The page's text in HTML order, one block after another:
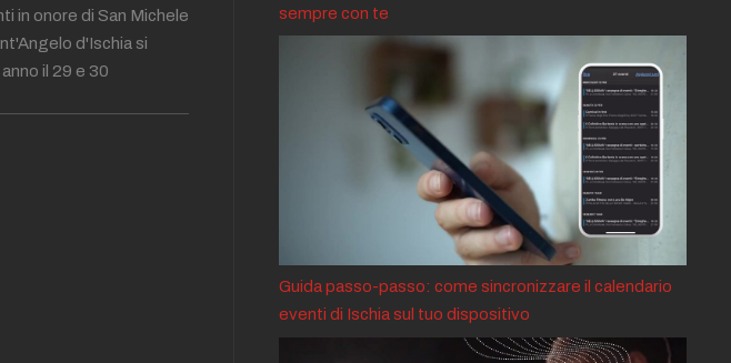
in onore di San Michele
d'Ischia si
il 29 e 30
sempre con te
Guida passo-passo: come sincronizzare il calendario
eventi di Ischia sul tuo dispositivo